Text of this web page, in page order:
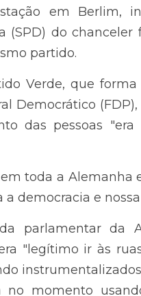
que forma a
também estava
nos tempos
toda a Alemanha
e nossa
o governo", mas
que hoje comanda a
para distrair
índices de